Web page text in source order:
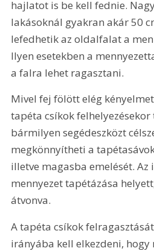
hajlatot is be kell fednie.
lakásoknál gyakran akár 50
lefedhetik az oldalfalat a
Ilyen esetekben a
a falra lehet ragasztani.
Mivel fej fölött elég
tapéta csíkok
bármilyen segédeszközt
megkönnyítheti a
illetve magasba emelését. Az
mennyezet tapétázása
átvonva.
A tapéta csíkok
irányába kell elkezdeni, hogy